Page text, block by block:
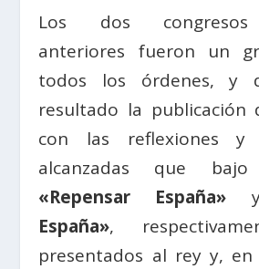
Los dos congresos
anteriores fueron un
todos los órdenes, y
resultado la publicación
con las reflexiones y
alcanzadas que
«Repensar España»
España»,
presentados al rey y, en